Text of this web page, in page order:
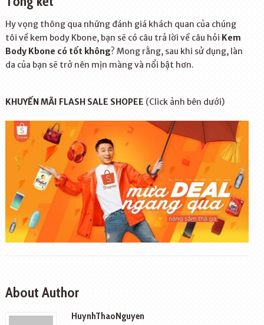
Hy vọng thông qua những đánh giá khách quan của chúng
tôi về kem body Kbone, bạn sẽ có câu trả lời về câu hỏi Kem
Body Kbone có tốt không? Mong rằng, sau khi sử dụng, làn
da của bạn sẽ trở nên mịn màng và nổi bật hơn.
KHUYẾN MÃI FLASH SALE SHOPEE (Click ảnh bên dưới)
About Author
HuynhThaoNguyen